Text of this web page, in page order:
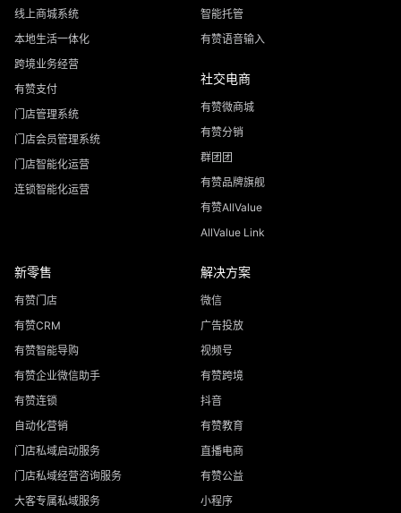
线上商城系统
本地生活一体化
跨境业务经营
有赞支付
门店管理系统
门店会员管理系统
门店智能化运营
连锁智能化运营
智能托管
有赞语音输入
社交电商
有赞微商城
有赞分销
群团团
有赞品牌旗舰
有赞AllValue
AllValue Link
新零售
有赞门店
有赞CRM
有赞智能导购
有赞企业微信助手
有赞连锁
自动化营销
门店私域启动服务
门店私域经营咨询服务
大客专属私域服务
解决方案
微信
广告投放
视频号
有赞跨境
抖音
有赞教育
直播电商
有赞公益
小程序